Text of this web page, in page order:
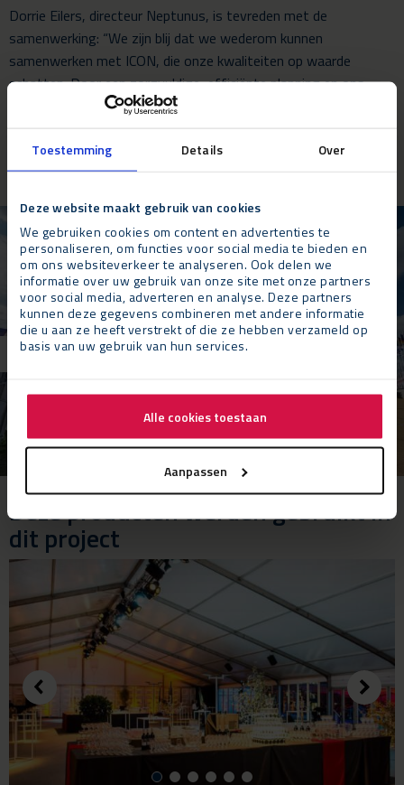
Toestemming Details Over
Deze website maakt gebruik van cookies
We gebruiken cookies om content en advertenties te
personaliseren, om functies voor social media te bieden en
om ons websiteverkeer te analyseren. Ook delen we
informatie over uw gebruik van onze site met onze partners
voor social media, adverteren en analyse. Deze partners
kunnen deze gegevens combineren met andere informatie
die u aan ze heeft verstrekt of die ze hebben verzameld op
basis van uw gebruik van hun services.
Alle cookies toestaan
Aanpassen
Dorrie Eilers, directeur Neptunus, is tevreden met de
samenwerking: “We zijn blij dat we wederom kunnen
samenwerken met ICON, die onze kwaliteiten op waarde
schatten. Door een zorgvuldige, efficiënte planning en ons
technisch team, zijn we in staat gebleken om binnen een
recordtijd van 5 dagen alle accommodaties te plaatsen op
verschillende plekken van het park.”
Deze producten werden gebruikt in
dit project